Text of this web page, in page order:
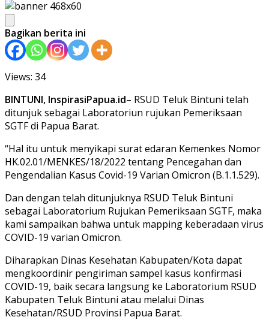
Bagikan berita ini
Views: 34
BINTUNI, InspirasiPapua.id– RSUD Teluk Bintuni telah
ditunjuk sebagai Laboratoriun rujukan Pemeriksaan
SGTF di Papua Barat.
“Hal itu untuk menyikapi surat edaran Kemenkes Nomor
HK.02.01/MENKES/18/2022 tentang Pencegahan dan
Pengendalian Kasus Covid-19 Varian Omicron (B.1.1.529).
Dan dengan telah ditunjuknya RSUD Teluk Bintuni
sebagai Laboratorium Rujukan Pemeriksaan SGTF, maka
kami sampaikan bahwa untuk mapping keberadaan virus
COVID-19 varian Omicron.
Diharapkan Dinas Kesehatan Kabupaten/Kota dapat
mengkoordinir pengiriman sampel kasus konfirmasi
COVID-19, baik secara langsung ke Laboratorium RSUD
Kabupaten Teluk Bintuni atau melalui Dinas
Kesehatan/RSUD Provinsi Papua Barat.